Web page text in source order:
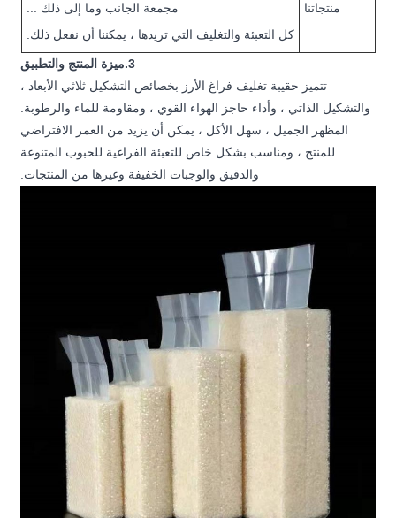
منتجاتنا
مجمعة الجانب وما إلى ذلك ...
كل التعبئة والتغليف التي تريدها ، يمكننا أن نفعل ذلك.
3.ميزة المنتج والتطبيق
تتميز حقيبة تغليف فراغ الأرز بخصائص التشكيل ثلاثي الأبعاد ،
والتشكيل الذاتي ، وأداء حاجز الهواء القوي ، ومقاومة للماء والرطوبة.
المظهر الجميل ، سهل الأكل ، يمكن أن يزيد من العمر الافتراضي
للمنتج ، ومناسب بشكل خاص للتعبئة الفراغية للحبوب المتنوعة
والدقيق والوجبات الخفيفة وغيرها من المنتجات.